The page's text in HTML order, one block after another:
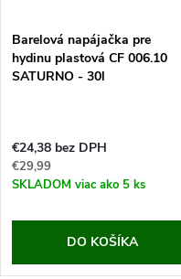
Barelová napájačka pre
hydinu plastová CF 006.10
SATURNO - 30l
€24,38 bez DPH
€29,99
SKLADOM viac ako 5 ks
DO KOŠÍKA